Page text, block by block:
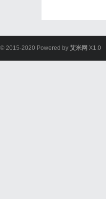
© 2015-2020 Powered by 艾米网 X1.0